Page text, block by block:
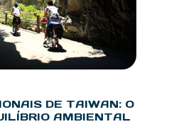
DE TAIWAN: O
AMBIENTAL